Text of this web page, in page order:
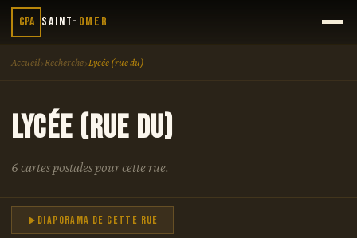
CPA Saint- Omer
Accueil›Recherche›Lycée (rue du)
Lycée (rue du)
6 cartes postales pour cette rue.
Diaporama de cette rue